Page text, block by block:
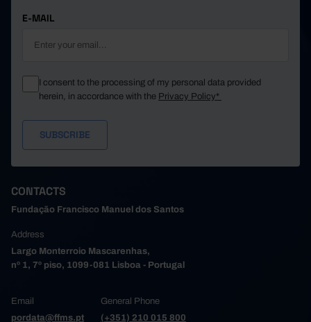
E-MAIL
I consent to the processing of my personal data provided
herein, in accordance with the Privacy Policy*
CONTACTS
Fundação Francisco Manuel dos Santos
Address
Largo Monterroio Mascarenhas,
nº 1, 7º piso, 1099-081 Lisboa - Portugal
Email
pordata@ffms.pt
General Phone
(+351) 210 015 800